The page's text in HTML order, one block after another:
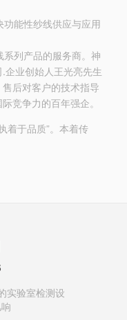
能性纱线供应与应用
列产品的服务商。神
企业创始人王光亮先生
售后对客户的技术指导
竞争力的百年强企。
着于品质”。本着传
，经过两代人的共同
“神盾”（神盾导电纱和
实验室检测设